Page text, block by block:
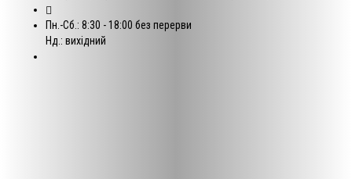
Пн.-Сб.: 8:30 - 18:00 без перерви
Нд.: вихідний